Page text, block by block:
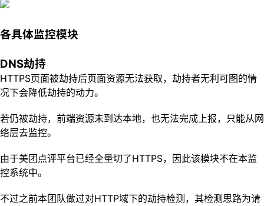
各具体监控模块
DNS劫持
HTTPS页面被劫持后页面资源无法获取，劫持者无利可图的情
况下会降低劫持的动力。
若仍被劫持，前端资源未到达本地，也无法完成上报，只能从网
络层去监控。
由于美团点评平台已经全量切了HTTPS，因此该模块不在本监
控系统中。
不过之前本团队做过对HTTP域下的劫持检测，其检测思路为请